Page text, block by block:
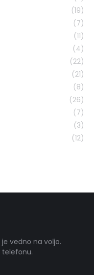
(19)
(7)
(11)
(4)
(22)
(21)
(8)
(26)
(7)
(3)
(12)
vedno na voljo.
telefonu.